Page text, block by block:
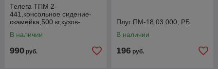
Телега ТПМ 2-
441,консольное сидение-
скамейка,500 кг,кузов-
образная рама с
В наличии
990 руб.
Плуг ПМ-18.03.000, РБ
В наличии
196 руб.